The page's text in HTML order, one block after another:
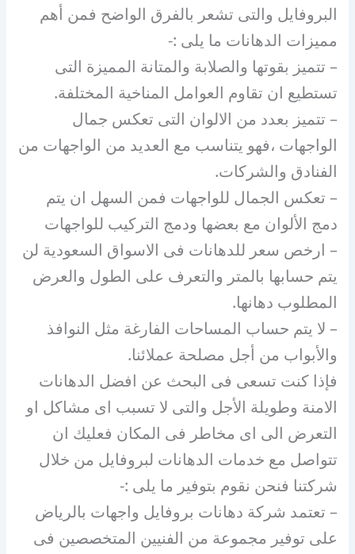
البروفايل والتى تشعر بالفرق الواضح فمن أهم
مميزات الدهانات ما يلى :-
– تتميز بقوتها والصلابة والمتانة المميزة التى
تستطيع ان تقاوم العوامل المناخية المختلفة.
– تتميز بعدد من الالوان التى تعكس جمال
الواجهات ،فهو يتناسب مع العديد من الواجهات من
الفنادق والشركات.
– تعكس الجمال للواجهات فمن السهل ان يتم
دمج الألوان مع بعضها ودمج التركيب للواجهات
– ارخص سعر للدهانات فى الاسواق السعودية لن
يتم حسابها بالمتر والتعرف على الطول والعرض
المطلوب دهانها.
– لا يتم حساب المساحات الفارغة مثل النوافذ
والأبواب من أجل مصلحة عملائنا.
فإذا كنت تسعى فى البحث عن افضل الدهانات
الامنة وطويلة الأجل والتى لا تسبب اى مشاكل او
التعرض الى اى مخاطر فى المكان فعليك ان
تتواصل مع خدمات الدهانات لبروفايل من خلال
شركتنا فنحن نقوم بتوفير ما يلى :-
– تعتمد شركة دهانات بروفايل واجهات بالرياض
على توفير مجموعة من الفنيين المتخصصين فى